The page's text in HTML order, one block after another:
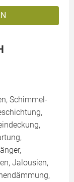
Schimmel-
Jalousien,